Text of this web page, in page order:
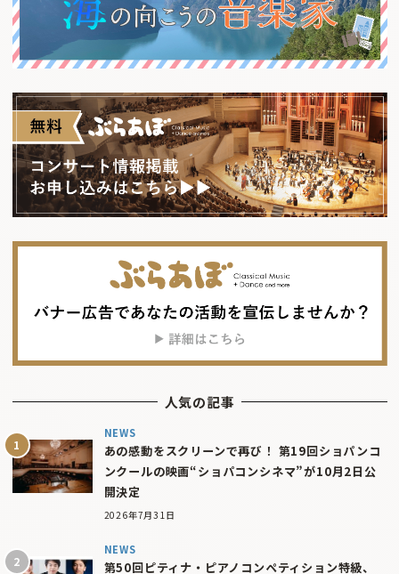
人気の記事
NEWS
あの感動をスクリーンで再び！ 第19回ショパンコ
ンクールの映画“ショパコンシネマ”が10月2日公
開決定
2026年7月31日
NEWS
第50回ピティナ・ピアノコンペティション特級、